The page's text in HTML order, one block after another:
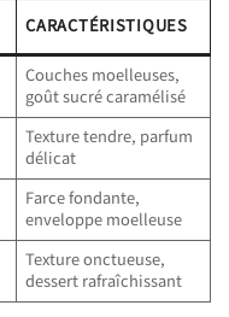
CARACTÉRISTIQUES
Couches moelleuses,
goût sucré caramélisé
Texture tendre, parfum
délicat
Farce fondante,
enveloppe moelleuse
Texture onctueuse,
dessert rafraîchissant